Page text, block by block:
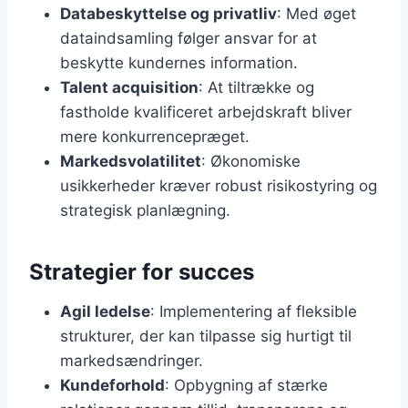
Databeskyttelse og privatliv: Med øget
dataindsamling følger ansvar for at
beskytte kundernes information.
Talent acquisition: At tiltrække og
fastholde kvalificeret arbejdskraft bliver
mere konkurrencepræget.
Markedsvolatilitet: Økonomiske
usikkerheder kræver robust risikostyring og
strategisk planlægning.
Strategier for succes
Agil ledelse: Implementering af fleksible
strukturer, der kan tilpasse sig hurtigt til
markedsændringer.
Kundeforhold: Opbygning af stærke